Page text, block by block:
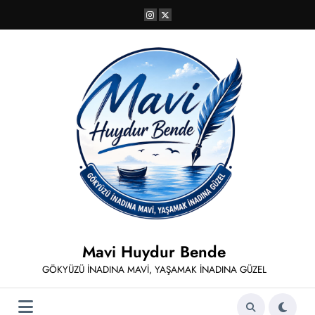
Mavi Huydur Bende
GÖKYÜZÜ İNADINA MAVİ, YAŞAMAK İNADINA GÜZEL